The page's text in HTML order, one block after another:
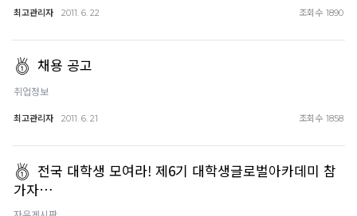
최고관리자 2011. 6. 22 조회수 1890
채용 공고
취업정보
최고관리자 2011. 6. 21 조회수 1858
전국 대학생 모여라! 제6기 대학생글로벌아카데미 참
가자…